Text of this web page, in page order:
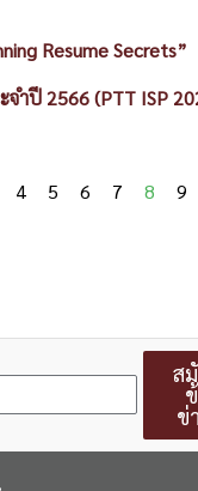
Resume Secrets”
ำปี 2566 (PTT ISP
4 5 6 7 8 9
ส
ข่